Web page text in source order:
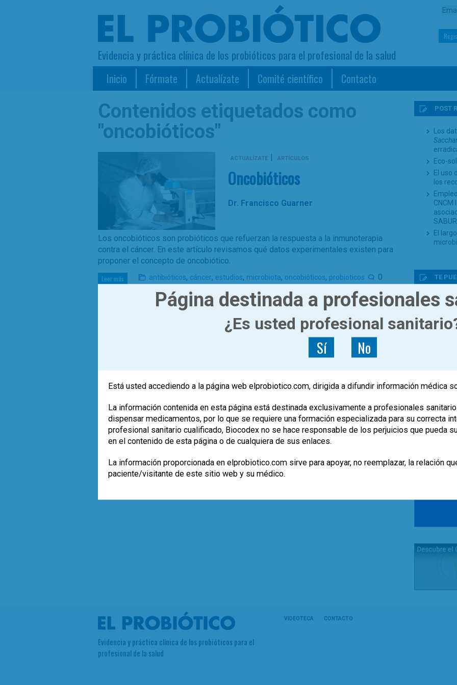
Evidencia y práctica clínica de los probióticos para el profesional de la salud
Inicio Fórmate Actualízate Comité científico Contacto
Contenidos etiquetados como
"oncobióticos"
ACTUALÍZATE | ARTÍCULOS
Oncobióticos
Dr. Francisco Guarner
Los oncobióticos son probióticos que refuerzan la respuesta a la inmunoterapia
contra el cáncer. En este artículo revisamos qué datos experimentales existen para
proponer el concepto de oncobiótico.
Leer más antibióticos, cáncer, estudios, microbiota, oncobióticos, probioticos 0
POST
Los
Eco-
El uso
los
CNCM
El
TE
Evidencia y práctica clínica de los probióticos para el
profesional de la salud
VIDEOTECA CONTACTO
Página destinada a profesionales
¿Es usted profesional
Sí No
Está usted accediendo a la página web elprobiotico.com, dirigida a difundir información médica
La información contenida en esta página está destinada exclusivamente a profesionales
dispensar medicamentos, por lo que se requiere una formación especializada para su correcta
profesional sanitario cualificado, Biocodex no se hace responsable de los perjuicios que pueda
en el contenido de esta página o de cualquiera de sus enlaces.
La información proporcionada en elprobiotico.com sirve para apoyar, no reemplazar, la relación
paciente/visitante de este sitio web y su médico.